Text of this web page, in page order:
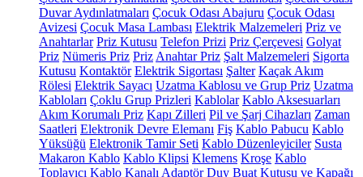
Duvar Aydınlatmaları Çocuk Odası Abajuru Çocuk Odası
Avizesi Çocuk Masa Lambası Elektrik Malzemeleri Priz ve
Anahtarlar Priz Kutusu Telefon Prizi Priz Çerçevesi Golyat
Priz Nümeris Priz Priz Anahtar Priz Şalt Malzemeleri Sigorta
Kutusu Kontaktör Elektrik Sigortası Şalter Kaçak Akım
Rölesi Elektrik Sayacı Uzatma Kablosu ve Grup Priz Uzatma
Kabloları Çoklu Grup Prizleri Kablolar Kablo Aksesuarları
Akım Korumalı Priz Kapı Zilleri Pil ve Şarj Cihazları Zaman
Saatleri Elektronik Devre Elemanı Fiş Kablo Pabucu Kablo
Yüksüğü Elektronik Tamir Seti Kablo Düzenleyiciler Susta
Makaron Kablo Kablo Klipsi Klemens Kroşe Kablo
Toplayıcı Kablo Kanalı Adaptör Duy Buat Kutusu ve Kapağı